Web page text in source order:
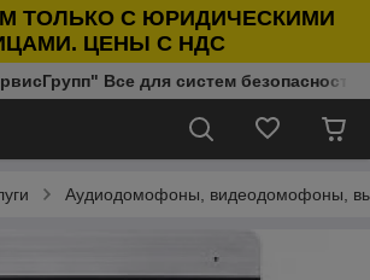
ТОЛЬКО С ЮРИДИЧЕСКИМИ
ЦЕНЫ С НДС
Все для систем безопасности
Аудиодомофоны, видеодомофоны,